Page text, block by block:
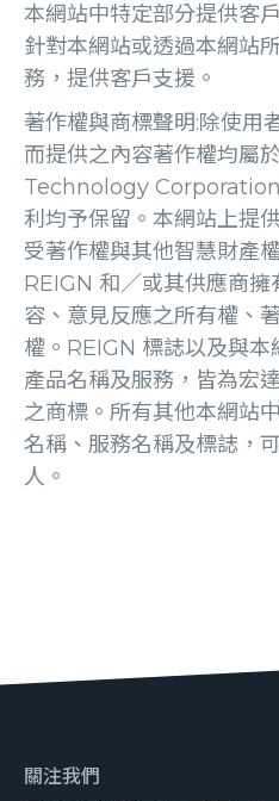
本網站中特定部分提供客
針對本網站或透過本網站
務，提供客戶支援。
著作權與商標聲明:除使用
而提供之內容著作權均屬
Technology Corporation
利均予保留。本網站上提
受著作權與其他智慧財產
REIGN 和／或其供應商
容、意見反應之所有權、
權。REIGN 標誌以及與
產品名稱及服務，皆為宏
之商標。所有其他本網站
名稱、服務名稱及標誌，
人。
關注我們